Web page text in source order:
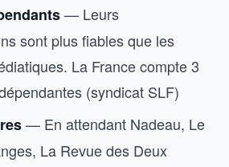
— Leurs
sont plus fiables que les
La France compte 3
(syndicat SLF)
— En attendant Nadeau, Le
La Revue des Deux